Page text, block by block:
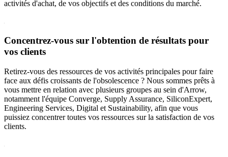
activités d'achat, de vos objectifs et des conditions du marché.
Concentrez-vous sur l'obtention de résultats pour
vos clients
Retirez-vous des ressources de vos activités principales pour faire
face aux défis croissants de l'obsolescence ? Nous sommes prêts à
vous mettre en relation avec plusieurs groupes au sein d'Arrow,
notamment l'équipe Converge, Supply Assurance, SiliconExpert,
Engineering Services, Digital et Sustainability, afin que vous
puissiez concentrer toutes vos ressources sur la satisfaction de vos
clients.